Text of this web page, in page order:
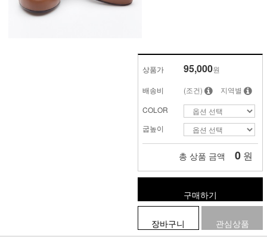
상품가 95,000원
배송비 (조건)
지역별
COLOR
굽높이
총 상품 금액 0 원
구매하기
장바구니 관심상품